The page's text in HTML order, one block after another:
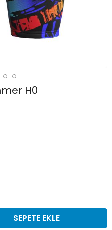
H0
SEPETE EKLE